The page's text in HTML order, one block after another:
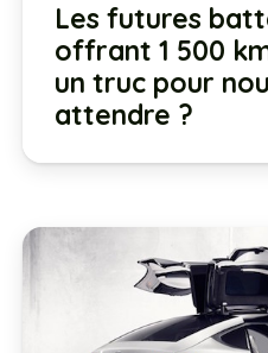
Les futures
offrant 1 500
un truc pour
attendre ?